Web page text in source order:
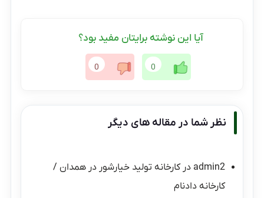
آیا این نوشته برایتان مفید بود؟
0
0
نظر شما در مقاله های دیگر
admin2 درکارخانه تولید خیارشور در همدان /
کارخانه دادنام